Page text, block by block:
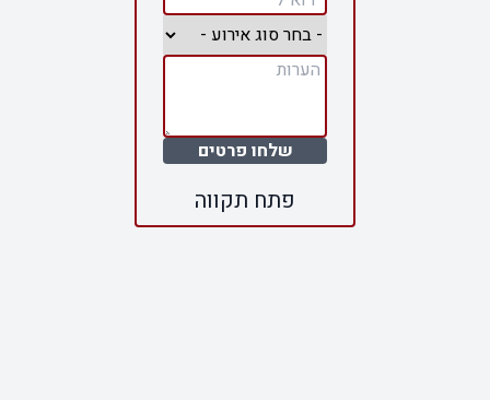
שלחו פרטים
פתח תקווה